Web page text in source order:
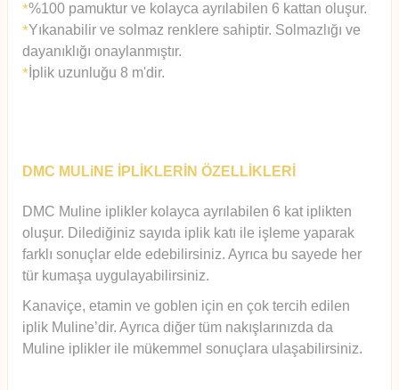
*%100 pamuktur ve kolayca ayrılabilen 6 kattan oluşur.
*Yıkanabilir ve solmaz renklere sahiptir. Solmazlığı ve
dayanıklığı onaylanmıştır.
* İplik uzunluğu 8 m'dir.
DMC MULiNE İPLİKLERİN ÖZELLİKLERİ
DMC Muline iplikler kolayca ayrılabilen 6 kat iplikten
oluşur. Dilediğiniz sayıda iplik katı ile işleme yaparak
farklı sonuçlar elde edebilirsiniz. Ayrıca bu sayede her
tür kumaşa uygulayabilirsiniz.
Kanaviçe, etamin ve goblen için en çok tercih edilen
iplik Muline’dir. Ayrıca diğer tüm nakışlarınızda da
Muline iplikler ile mükemmel sonuçlara ulaşabilirsiniz.